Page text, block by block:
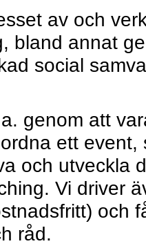
av och
bland annat
social
genom att
ett
och utveckla
Vi driver
och
råd.